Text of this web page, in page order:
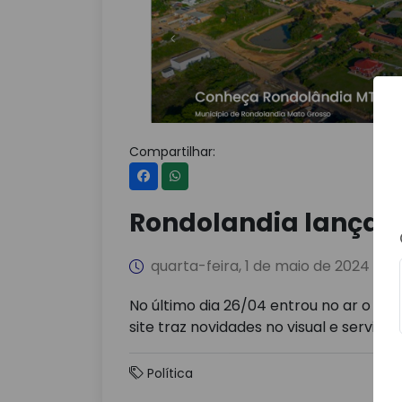
Compartilhar:
Rondolandia lança
quarta-feira, 1 de maio de 2024
No último dia 26/04 entrou no ar o
site traz novidades no visual e
Política